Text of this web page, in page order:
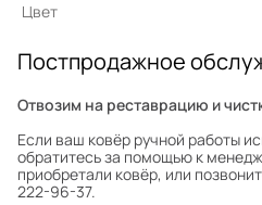
Цвет
Постпродажное
Отвозим на реставрацию и
Если ваш ковёр ручной работы
обратитесь за помощью к
приобретали ковёр, или
222-96-37.